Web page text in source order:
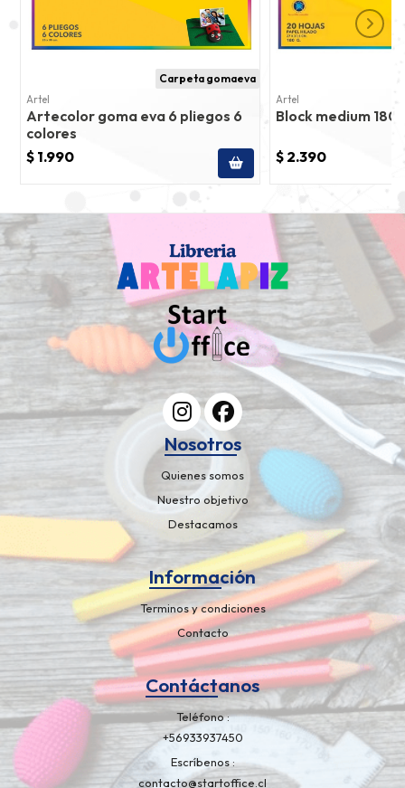
Carpeta gomaeva
Artel
Artecolor goma eva 6 pliegos 6
colores
$ 1.990
Artel
Block medium 180
$ 2.390
Nosotros
Quienes somos
Nuestro objetivo
Destacamos
Información
Terminos y condiciones
Contacto
Contáctanos
Teléfono
+56933937450
Escríbenos
contacto@startoffice.cl